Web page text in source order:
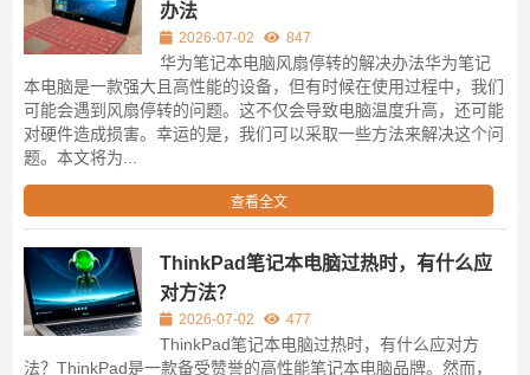
办法
2026-07-02 847
华为笔记本电脑风扇停转的解决办法华为笔记
本电脑是一款强大且高性能的设备，但有时候在使用过程中，我们
可能会遇到风扇停转的问题。这不仅会导致电脑温度升高，还可能
对硬件造成损害。幸运的是，我们可以采取一些方法来解决这个问
题。本文将为...
查看全文
ThinkPad笔记本电脑过热时，有什么应
对方法？
2026-07-02 477
ThinkPad笔记本电脑过热时，有什么应对方
法？ThinkPad是一款备受赞誉的高性能笔记本电脑品牌。然而，